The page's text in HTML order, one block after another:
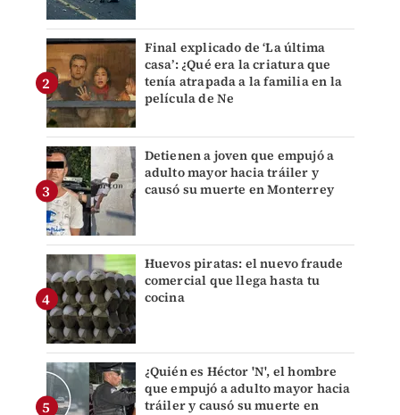
Final explicado de ‘La última
casa’: ¿Qué era la criatura que
tenía atrapada a la familia en la
película de Ne
Detienen a joven que empujó a
adulto mayor hacia tráiler y
causó su muerte en Monterrey
Huevos piratas: el nuevo fraude
comercial que llega hasta tu
cocina
¿Quién es Héctor 'N', el hombre
que empujó a adulto mayor hacia
tráiler y causó su muerte en